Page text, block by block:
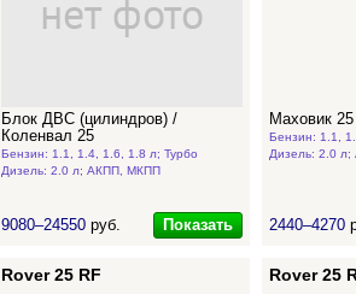
Блок ДВС (цилиндров) /
Коленвал 25
Бензин: 1.1, 1.4, 1.6, 1.8 л; Турбо
Дизель: 2.0 л; АКПП, МКПП
9080–24550 руб. Показать
Маховик 25
Бензин: 1.1,
Дизель: 2.0
2440–4270
Rover 25 RF Rover 25